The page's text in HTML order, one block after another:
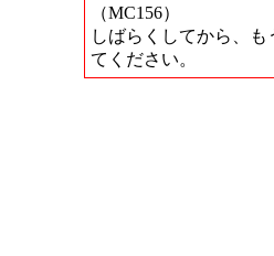
（MC156）
しばらくしてから、も
てください。